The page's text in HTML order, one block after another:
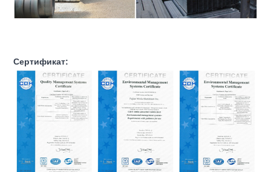
Сертификат: